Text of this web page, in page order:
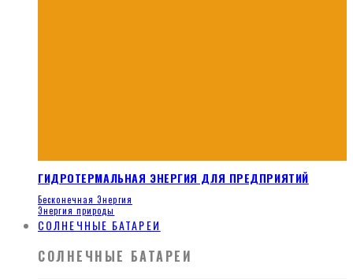
ГИДРОТЕРМАЛЬНАЯ ЭНЕРГИЯ ДЛЯ ПРЕДПРИЯТИЙ
Бесконечная Энергия
Энергия природы
СОЛНЕЧНЫЕ БАТАРЕИ
СОЛНЕЧНЫЕ БАТАРЕИ